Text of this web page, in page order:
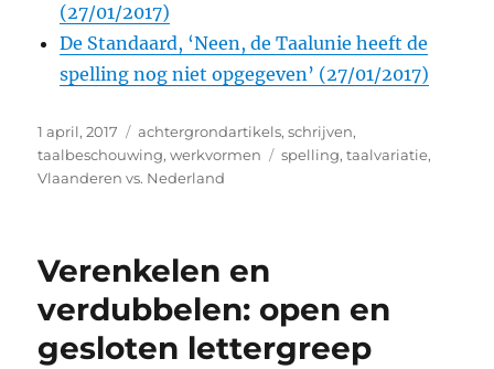
(27/01/2017)
De Standaard, ‘Neen, de Taalunie heeft de
spelling nog niet opgegeven’ (27/01/2017)
Geplaatst
op
1 april, 2017 Categorieën
achtergrondartikels,schrijven,
taalbeschouwing,werkvormen Tags
spelling,taalvariatie,
Vlaanderen vs. Nederland
Verenkelen en
verdubbelen: open en
gesloten lettergreep